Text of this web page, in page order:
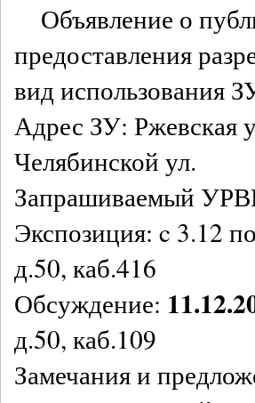
Объявление о
предоставления
вид использования
Адрес ЗУ: Ржевская
Челябинской ул.
Запрашиваемый
Экспозиция: c 3.12
д.50, каб.416
Обсуждение:
д.50, каб.109
Замечания и